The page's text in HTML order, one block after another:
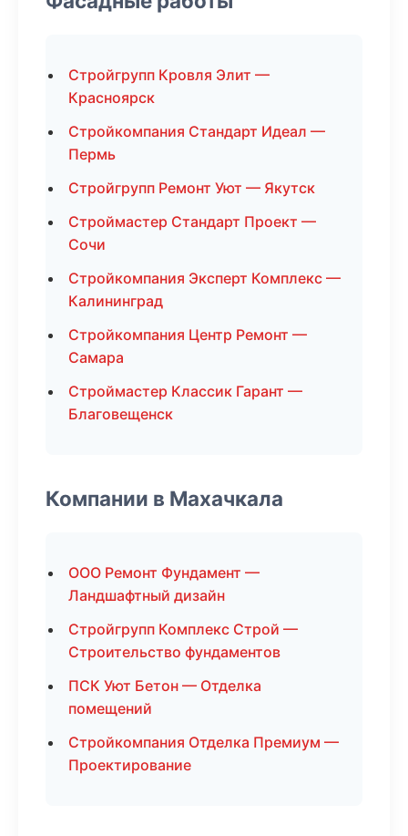
Стройгрупп Кровля Элит —
Красноярск
Стройкомпания Стандарт Идеал —
Пермь
Стройгрупп Ремонт Уют — Якутск
Строймастер Стандарт Проект —
Сочи
Стройкомпания Эксперт Комплекс —
Калининград
Стройкомпания Центр Ремонт —
Самара
Строймастер Классик Гарант —
Благовещенск
Компании в Махачкала
ООО Ремонт Фундамент —
Ландшафтный дизайн
Стройгрупп Комплекс Строй —
Строительство фундаментов
ПСК Уют Бетон — Отделка
помещений
Стройкомпания Отделка Премиум —
Проектирование